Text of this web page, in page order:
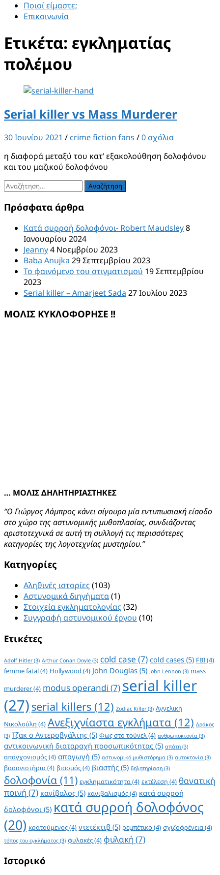
Ποιοί είμαστε;
Επικοινωνία
Ετικέτα: εγκληματίας
πολέμου
Serial killer vs Mass Murderer
30 Ιουνίου 2021 / crime fiction fans /0 σχόλια
η διαφορά μεταξύ του κατ’ εξακολούθηση δολοφόνου
και του μαζικού δολοφόνου
Αναζήτηση
για:
Πρόσφατα άρθρα
Κατά συρροή δολοφόνοι- Robert Maudsley8
Ιανουαρίου 2024
Jeanny4 Νοεμβρίου 2023
Baba Anujka 29 Σεπτεμβρίου 2023
Το φαινόμενο του στιγματισμού 19 Σεπτεμβρίου
2023
Serial killer – Amarjeet Sada 27 Ιουλίου 2023
ΜΟΛΙΣ ΚΥΚΛΟΦΟΡΗΣΕ !!
… ΜΟΛΙΣ ΔΗΛΗΤΗΡΙΑΣΤΗΚΕΣ
“Ο Γιώργος Λάμπρος κάνει σίγουρα μία εντυπωσιακή είσοδο
στο χώρο της αστυνομικής μυθοπλασίας, συνδιάζοντας
αριστοτεχνικά σε αυτή τη συλλογή τις περισσότερες
κατηγορίες της λογοτεχνίας μυστηρίου.”
Kατηγορίες
Αληθινές ιστορίες (103)
Αστυνομικά διηγήματα(1)
Στοιχεία εγκληματολογίας (32)
Συγγραφή αστυνομικού έργου (10)
Ετικέτες
Adolf Hitler(3) Arthur Conan Doyle (3) cold case (7) cold cases (5) FBI(4)
femme fatal(4) Hollywood (4) John Douglas (5) John Lennon (3) mass
murderer(4) modus operandi (7) serial killer
(27) serial killers (12) Zodiac Killer(3) Αγγελική
Νικολούλη (4) Ανεξιχνίαστα εγκλήματα (12) Δράκος
(3) Τζακ ο Αντεροβγάλτης (5) Φως στο τούνελ(4) ανθρωποκτονία (3)
αντικοινωνική διαταραχή προσωπικότητας (5) απάτη (3)
απαγχονισμός(4) απαγωγή (5) αστυνομικό μυθιστόρημα (3) αυτοκτονία (3)
βασανιστήρια(4) βιασμός(4) βιαστής (5) δηλητηρίαση (3)
δολοφονία (11) εγκληματικότητα(4) εκτέλεση (4) θανατική
ποινή (7) κανίβαλος (5) κανιβαλισμός(4) κατά συρροή
δολοφόνοι (5) κατά συρροή δολοφόνος
(20) κρατούμενος(4) ντετέκτιβ (5) ρεμπέτικο (4) σχιζοφρένεια(4)
τόπος του εγκλήματος (3) φυλακές(4) φυλακή (7)
Ιστορικό